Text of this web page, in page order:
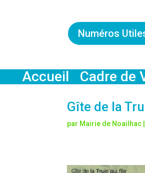
Numéros
Accueil Cadre de
Gîte de la
par Mairie de Noailhac